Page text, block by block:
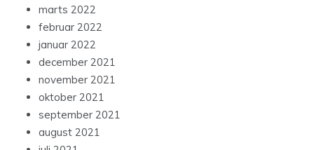
marts 2022
februar 2022
januar 2022
december 2021
november 2021
oktober 2021
september 2021
august 2021